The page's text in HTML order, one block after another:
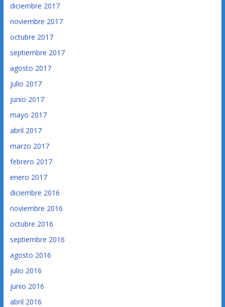
diciembre 2017
noviembre 2017
octubre 2017
septiembre 2017
agosto 2017
julio 2017
junio 2017
mayo 2017
abril 2017
marzo 2017
febrero 2017
enero 2017
diciembre 2016
noviembre 2016
octubre 2016
septiembre 2016
agosto 2016
julio 2016
junio 2016
abril 2016